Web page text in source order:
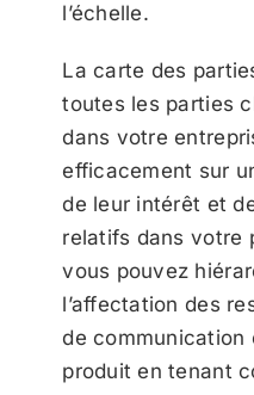
l’échelle.
La carte des
toutes les parties
dans votre
efficacement sur
de leur intérêt et
relatifs dans votre
vous pouvez
l’affectation des
de communication
produit en tenant